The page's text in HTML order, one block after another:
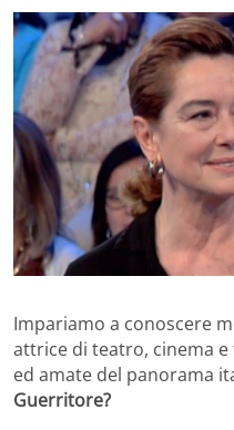
Impariamo a conoscere
attrice di teatro, cinema
ed amate del panorama
Guerritore?